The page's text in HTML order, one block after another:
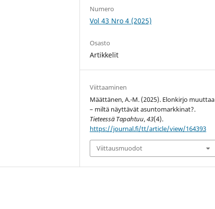
Numero
Vol 43 Nro 4 (2025)
Osasto
Artikkelit
Viittaaminen
Määttänen, A.-M. (2025). Elonkirjo muuttaa
– miltä näyttävät asuntomarkkinat?.
Tieteessä Tapahtuu,43(4).
https://journal.fi/tt/article/view/164393
Viittausmuodot